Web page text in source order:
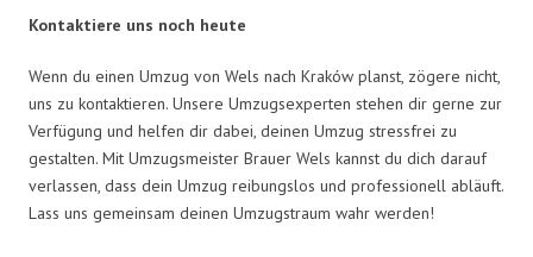
Kontaktiere uns noch heute
Wenn du einen Umzug von Wels nach Kraków planst, zögere nicht,
uns zu kontaktieren. Unsere Umzugsexperten stehen dir gerne zur
Verfügung und helfen dir dabei, deinen Umzug stressfrei zu
gestalten. Mit Umzugsmeister Brauer Wels kannst du dich darauf
verlassen, dass dein Umzug reibungslos und professionell abläuft.
Lass uns gemeinsam deinen Umzugstraum wahr werden!